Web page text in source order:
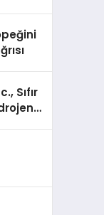
Sıfır